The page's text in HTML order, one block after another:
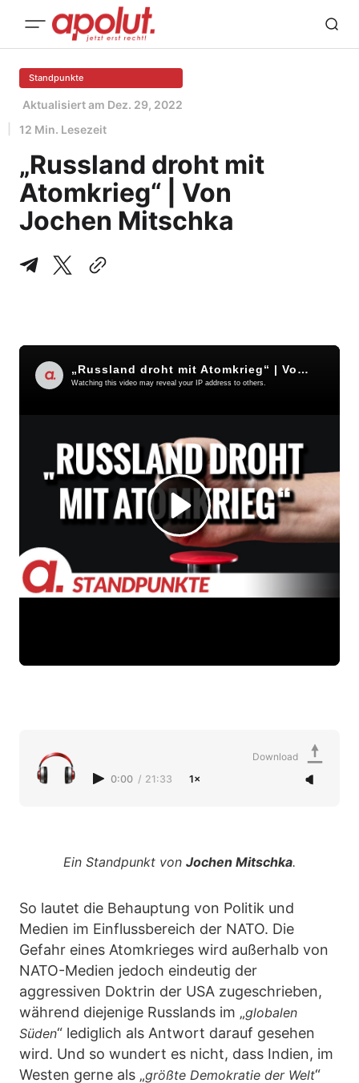
Standpunkte
Aktualisiert am Dez. 29, 2022
12 Min. Lesezeit
„Russland droht mit
Atomkrieg“ | Von
Jochen Mitschka
0:00 / 21:33 1×
Download
Ein Standpunkt von Jochen Mitschka.
So lautet die Behauptung von Politik und
Medien im Einflussbereich der NATO. Die
Gefahr eines Atomkrieges wird außerhalb von
NATO-Medien jedoch eindeutig der
aggressiven Doktrin der USA zugeschrieben,
während diejenige Russlands im „globalen
Süden“ lediglich als Antwort darauf gesehen
wird. Und so wundert es nicht, dass Indien, im
Westen gerne als „größte Demokratie der Welt“